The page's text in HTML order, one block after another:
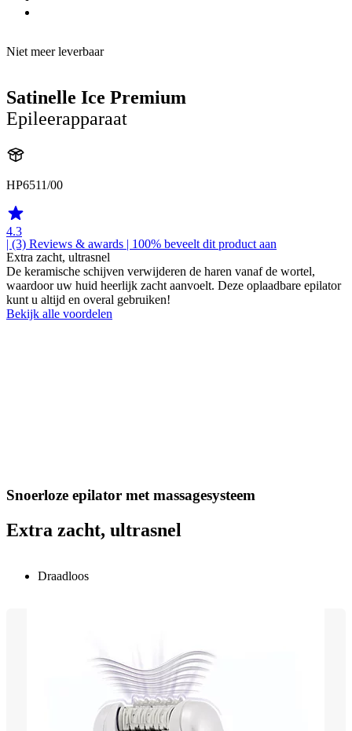
Niet meer leverbaar
Satinelle Ice Premium
Epileerapparaat
HP6511/00
4.3
| (3) Reviews & awards | 100% beveelt dit product aan
Extra zacht, ultrasnel
De keramische schijven verwijderen de haren vanaf de wortel,
waardoor uw huid heerlijk zacht aanvoelt. Deze oplaadbare epilator
kunt u altijd en overal gebruiken!
Bekijk alle voordelen
Snoerloze epilator met massagesysteem
Extra zacht, ultrasnel
Draadloos